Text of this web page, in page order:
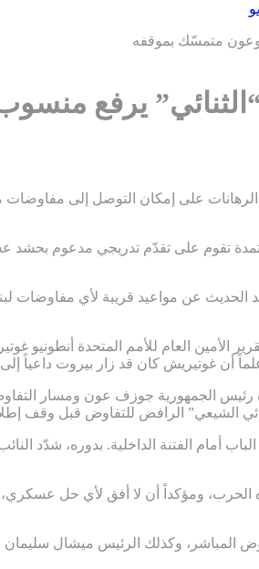
وعون متمسّك بموقفه
يرفع
على إمكان التوصل إلى مفاوضات
تقوم على تقدّم تدريجي مدعوم
الحديث عن مواعيد قريبة لأي مفاوضات
أن غوتيريش كان قد زار بيروت داعياً
رئيس الجمهورية جوزف عون ومسار
الرافض للتفاوض قبل وقف إطلاق
أمام الفتنة الداخلية. بدوره، شدّد
ومؤكداً أن لا أفق لأي حل عسكري،
المباشر، وكذلك الرئيس ميشال